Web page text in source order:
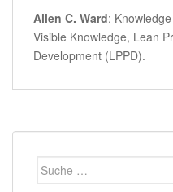
Allen C. Ward:
Visible Knowledge, Lean
Development (LPPD).
Suche